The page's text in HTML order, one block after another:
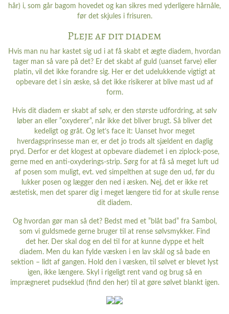
hår) i, som går bagom hovedet og kan sikres med yderligere hårnåle,
før det skjules i frisuren.
Pleje af dit diadem
Hvis man nu har kastet sig ud i at få skabt et ægte diadem, hvordan
tager man så vare på det? Er det skabt af guld (uanset farve) eller
platin, vil det ikke forandre sig. Her er det udelukkende vigtigt at
opbevare det i sin æske, så det ikke risikerer at blive mast ud af
form.
Hvis dit diadem er skabt af sølv, er den største udfordring, at sølv
løber an eller ”oxyderer”, når ikke det bliver brugt. Så bliver det
kedeligt og gråt. Og let’s face it: Uanset hvor meget
hverdagsprinsesse man er, er det jo trods alt sjældent en daglig
pryd. Derfor er det klogest at opbevare diademet i en ziplock-pose,
gerne med en anti-oxyderings-strip. Sørg for at få så meget luft ud
af posen som muligt, evt. ved simpelthen at suge den ud, før du
lukker posen og lægger den ned i æsken. Nej, det er ikke ret
æstetisk, men det sparer dig i meget længere tid for at skulle rense
dit diadem.
Og hvordan gør man så det? Bedst med et ”blåt bad” fra Sambol,
som vi guldsmede gerne bruger til at rense sølvsmykker. Find
det her. Der skal dog en del til for at kunne dyppe et helt
diadem. Men du kan fylde væsken i en lav skål og så bade en
sektion – lidt af gangen. Hold den i væsken, til sølvet er blevet lyst
igen, ikke længere. Skyl i rigeligt rent vand og brug så en
imprægneret pudseklud (find den her) til at gøre sølvet blankt igen.